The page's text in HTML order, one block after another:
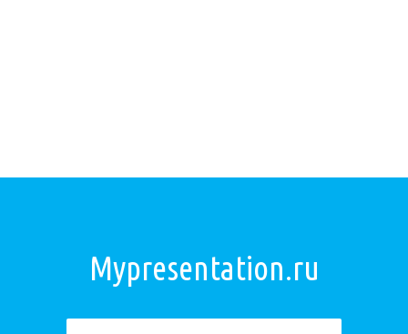
Mypresentation.ru